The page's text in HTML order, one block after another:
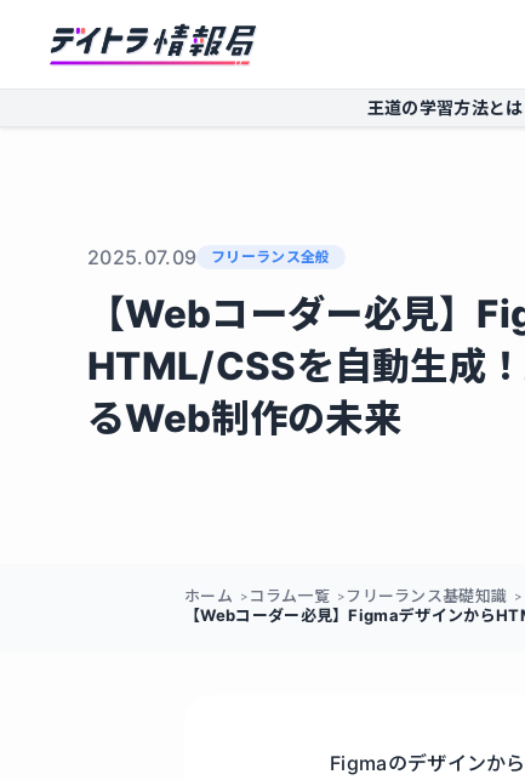
王道の学習方法とは
2025.07.09 フリーランス全般
【Webコーダー必見】
HTML/CSSを自動生成
るWeb制作の未来
ホーム コラム一覧 フリーランス基礎知識
【Webコーダー必見】Figmaデザインから
Figmaのデザインか